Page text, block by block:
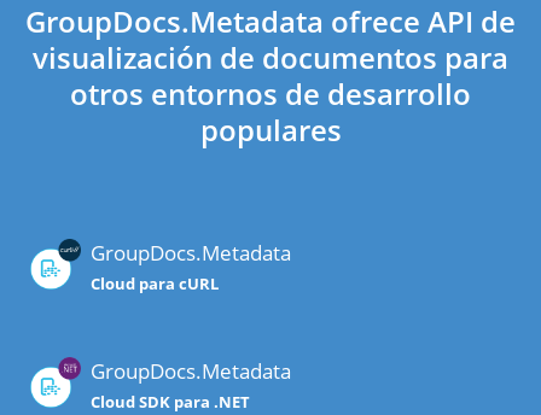
GroupDocs.Metadata ofrece API de
visualización de documentos para
otros entornos de desarrollo
populares
GroupDocs.Metadata
Cloud para cURL
GroupDocs.Metadata
Cloud SDK para .NET